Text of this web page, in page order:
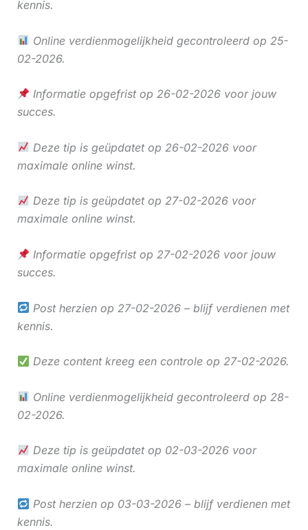
kennis.
Online verdienmogelijkheid gecontroleerd op 25-
02-2026.
Informatie opgefrist op 26-02-2026 voor jouw
succes.
Deze tip is geüpdatet op 26-02-2026 voor
maximale online winst.
Deze tip is geüpdatet op 27-02-2026 voor
maximale online winst.
Informatie opgefrist op 27-02-2026 voor jouw
succes.
Post herzien op 27-02-2026 – blijf verdienen met
kennis.
Deze content kreeg een controle op 27-02-2026.
Online verdienmogelijkheid gecontroleerd op 28-
02-2026.
Deze tip is geüpdatet op 02-03-2026 voor
maximale online winst.
Post herzien op 03-03-2026 – blijf verdienen met
kennis.